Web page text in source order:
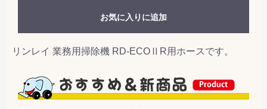
お気に入りに追加
リンレイ 業務用掃除機 RD-ECOⅡR用ホースです。